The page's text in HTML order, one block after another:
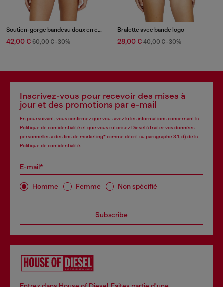
Soutien-gorge bandeau doux en coton côtelé avec bijou Oval D
42,00 € 60,00 €-30%
Bralette avec bande logo
28,00 € 40,00 €-30%
Inscrivez-vous pour recevoir des mises à
jour et des promotions par e-mail
En poursuivant, vous confirmez que vous avez lu les informations concernant la
Politique de confidentialité et que vous autorisez Diesel à traiter vos données
personnelles à des fins de marketing*comme décrit au paragraphe 3.1, d) de la
Politique de confidentialité
E-mail*
Homme Femme Non spécifié
Subscribe
Entrez dans House of Diesel. Faites partie d'une